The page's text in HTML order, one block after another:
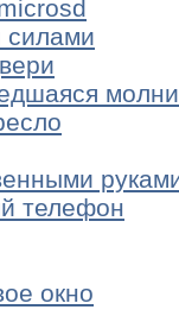
силами
телефон
окно